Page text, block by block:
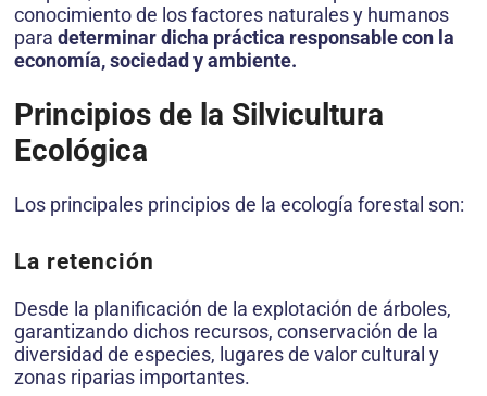
conocimiento de los factores naturales y humanos
para determinar dicha práctica responsable con la
economía, sociedad y ambiente.
Principios de la Silvicultura
Ecológica
Los principales principios de la ecología forestal son:
La retención
Desde la planificación de la explotación de árboles,
garantizando dichos recursos, conservación de la
diversidad de especies, lugares de valor cultural y
zonas riparias importantes.